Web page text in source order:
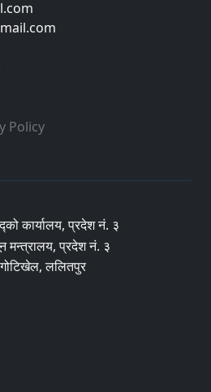
Policy
कार्यालय, प्रदेश नं. ३
मन्त्रालय, प्रदेश नं. ३
ललितपुर